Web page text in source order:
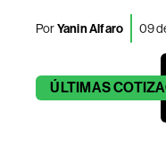
PorYanin Alfaro 09
ÚLTIMAS